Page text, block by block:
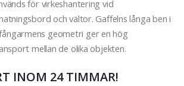
för virkeshantering vid
och vältor. Gaffelns långa ben i
geometri ger en hög
mellan de olika objekten.
INOM 24 TIMMAR!